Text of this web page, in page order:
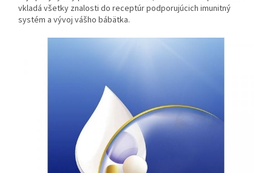
vkladá všetky znalosti do receptúr podporujúcich imunitný
systém a vývoj vášho bábätka.